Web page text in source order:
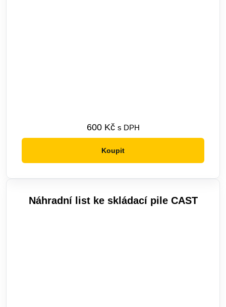
600 Kč s DPH
Koupit
Náhradní list ke skládací pile CAST